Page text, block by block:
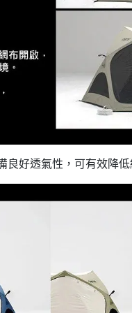
良好透氣性，可有效降